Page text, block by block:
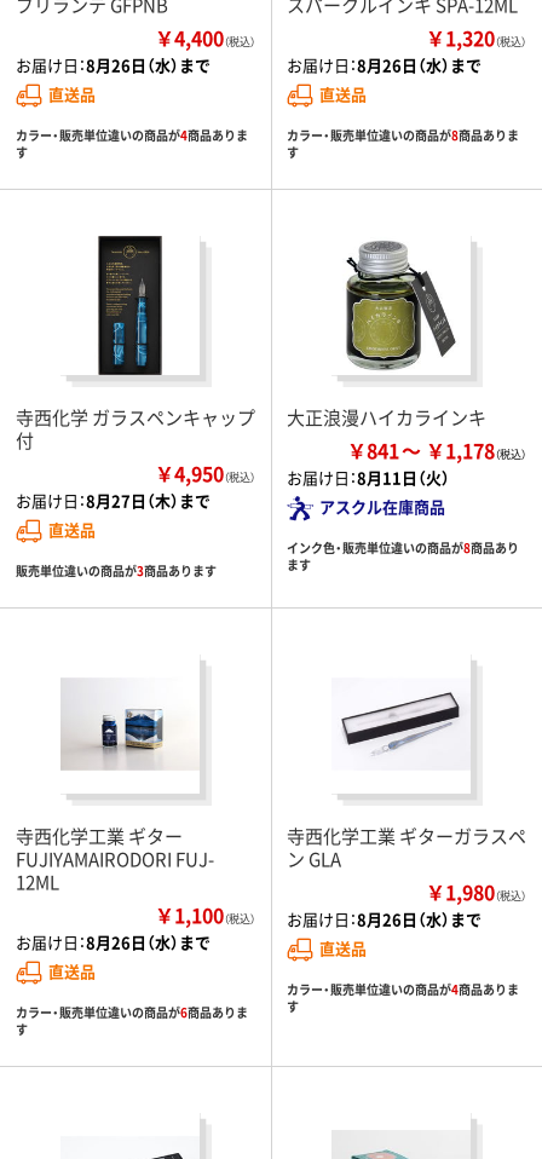
￥4,400（税込）
お届け日：8月26日（水）まで
直送品
カラー・販売単位違いの商品が4商品ありま
す
￥1,320（税込）
お届け日：8月26日（水）まで
直送品
カラー・販売単位違いの商品が8商品ありま
す
寺西化学 ガラスペンキャップ
付
￥4,950（税込）
お届け日：8月27日（木）まで
直送品
販売単位違いの商品が3商品あります
大正浪漫ハイカラインキ
￥841 ￥1,178
お届け日：8月11日（火）
アスクル在庫商品
インク色・販売単位違いの商品が8商品あり
ます
寺西化学工業 ギター
FUJIYAMAIRODORI FUJ-
12ML
￥1,100（税込）
お届け日：8月26日（水）まで
直送品
カラー・販売単位違いの商品が6商品ありま
す
寺西化学工業 ギターガラスペ
ン GLA
￥1,980（税込）
お届け日：8月26日（水）まで
直送品
カラー・販売単位違いの商品が4商品ありま
す